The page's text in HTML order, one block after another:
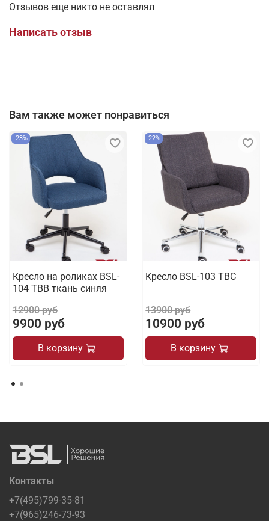
Отзывов еще никто не оставлял
Написать отзыв
Вам также может понравиться
-23%
Кресло на роликах BSL-
104 TBB ткань синяя
12900 руб
9900 руб
В корзину
-22%
Кресло BSL-103 TBC
13900 руб
10900 руб
В корзину
Контакты
+7(495)799-35-81
+7(965)246-73-93